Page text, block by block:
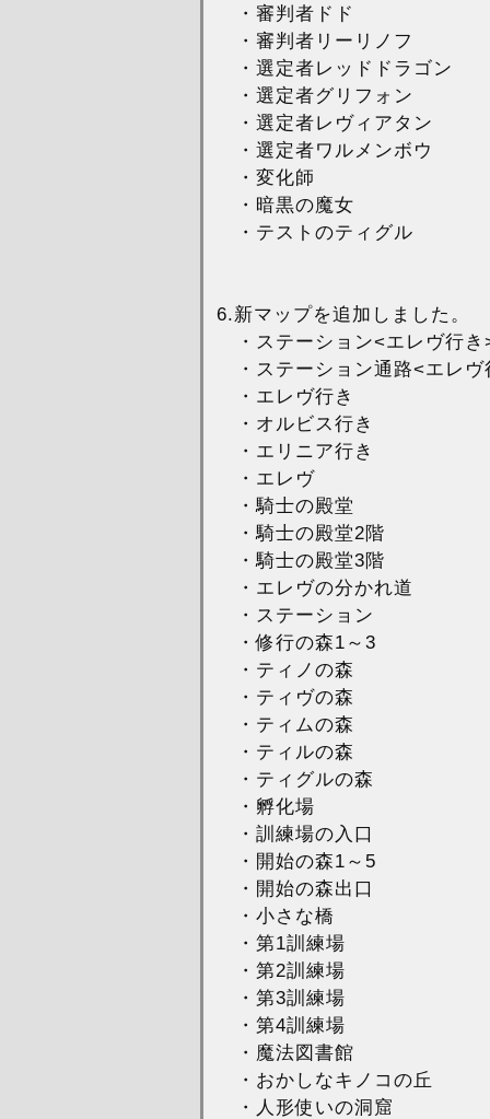
・審判者ドド
・審判者リーリノフ
・選定者レッドドラゴン
・選定者グリフォン
・選定者レヴィアタン
・選定者ワルメンボウ
・変化師
・暗黒の魔女
・テストのティグル
6.新マップを追加しました。
・ステーション<エレヴ行き
・ステーション通路<エレヴ
・エレヴ行き
・オルビス行き
・エリニア行き
・エレヴ
・騎士の殿堂
・騎士の殿堂2階
・騎士の殿堂3階
・エレヴの分かれ道
・ステーション
・修行の森1～3
・ティノの森
・ティヴの森
・ティムの森
・ティルの森
・ティグルの森
・孵化場
・訓練場の入口
・開始の森1～5
・開始の森出口
・小さな橋
・第1訓練場
・第2訓練場
・第3訓練場
・第4訓練場
・魔法図書館
・おかしなキノコの丘
・人形使いの洞窟